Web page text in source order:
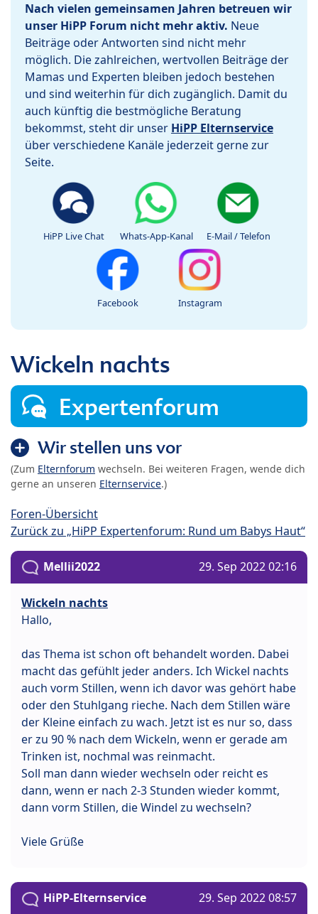
Nach vielen gemeinsamen Jahren betreuen wir
unser HiPP Forum nicht mehr aktiv. Neue
Beiträge oder Antworten sind nicht mehr
möglich. Die zahlreichen, wertvollen Beiträge der
Mamas und Experten bleiben jedoch bestehen
und sind weiterhin für dich zugänglich. Damit du
auch künftig die bestmögliche Beratung
bekommst, steht dir unser HiPP Elternservice
über verschiedene Kanäle jederzeit gerne zur
Seite.
HiPP Live Chat Whats-App-Kanal E-Mail / Telefon
Facebook Instagram
Wickeln nachts
Expertenforum
Wir stellen uns vor
(Zum Elternforum wechseln. Bei weiteren Fragen, wende dich
gerne an unseren Elternservice.)
Foren-Übersicht
Zurück zu „HiPP Expertenforum: Rund um Babys Haut“
Mellii2022 29. Sep 2022 02:16
Wickeln nachts
Hallo,
das Thema ist schon oft behandelt worden. Dabei
macht das gefühlt jeder anders. Ich Wickel nachts
auch vorm Stillen, wenn ich davor was gehört habe
oder den Stuhlgang rieche. Nach dem Stillen wäre
der Kleine einfach zu wach. Jetzt ist es nur so, dass
er zu 90 % nach dem Wickeln, wenn er gerade am
Trinken ist, nochmal was reinmacht.
Soll man dann wieder wechseln oder reicht es
dann, wenn er nach 2-3 Stunden wieder kommt,
dann vorm Stillen, die Windel zu wechseln?
Viele Grüße
HiPP-Elternservice 29. Sep 2022 08:57